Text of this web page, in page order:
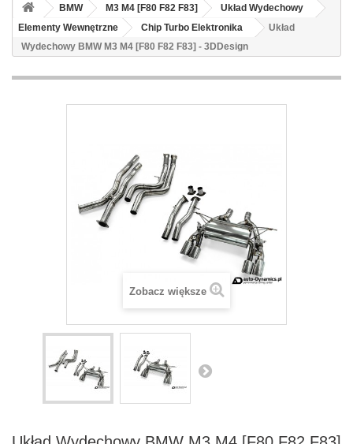
BMW M3 M4 [F80 F82 F83]
Układ Wydechowy
Elementy Wewnętrzne
Chip Turbo Elektronika
Układ
Wydechowy BMW M3 M4 [F80 F82 F83] - 3DDesign
Zobacz większe